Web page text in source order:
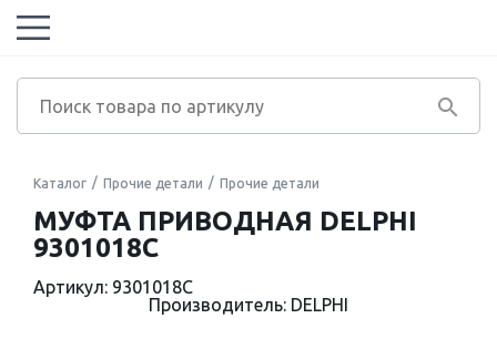
Каталог Прочие детали Прочие детали
МУФТА ПРИВОДНАЯ DELPHI
9301018C
Артикул: 9301018C
Производитель: DELPHI